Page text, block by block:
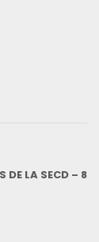
DE LA SECD – 8